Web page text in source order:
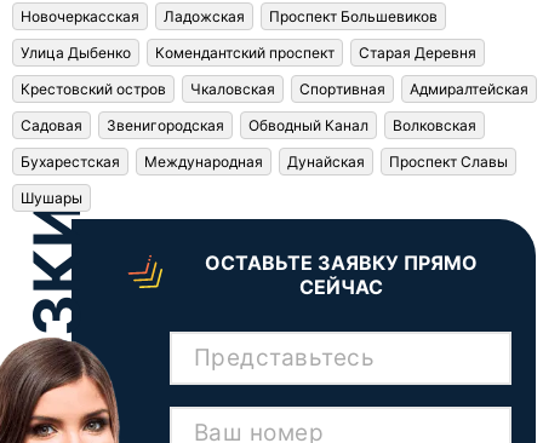
Новочеркасская
Ладожская
Проспект Большевиков
Улица Дыбенко
Комендантский проспект
Старая Деревня
Крестовский остров
Чкаловская Спортивная
Адмиралтейская
Садовая
Звенигородская Обводный Канал
Волковская
Бухарестская
Международная Дунайская
Проспект Славы
Шушары
ОСТАВЬТЕ ЗАЯВКУ ПРЯМО
СЕЙЧАС
Представьтесь
Ваш номер